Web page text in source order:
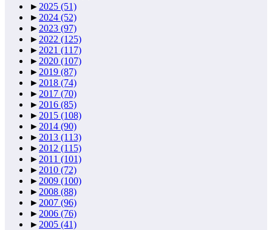
► 2025 (51)
► 2024 (52)
► 2023 (97)
► 2022 (125)
► 2021 (117)
► 2020 (107)
► 2019 (87)
► 2018 (74)
► 2017 (70)
► 2016 (85)
► 2015 (108)
► 2014 (90)
► 2013 (113)
► 2012 (115)
► 2011 (101)
► 2010 (72)
► 2009 (100)
► 2008 (88)
► 2007 (96)
► 2006 (76)
► 2005 (41)